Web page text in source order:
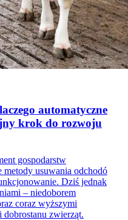
automatyczne
krok do rozwoju
gospodarstw
usuwania odchodó
Dziś jednak
– niedoborem
coraz wyższymi
zwierząt.